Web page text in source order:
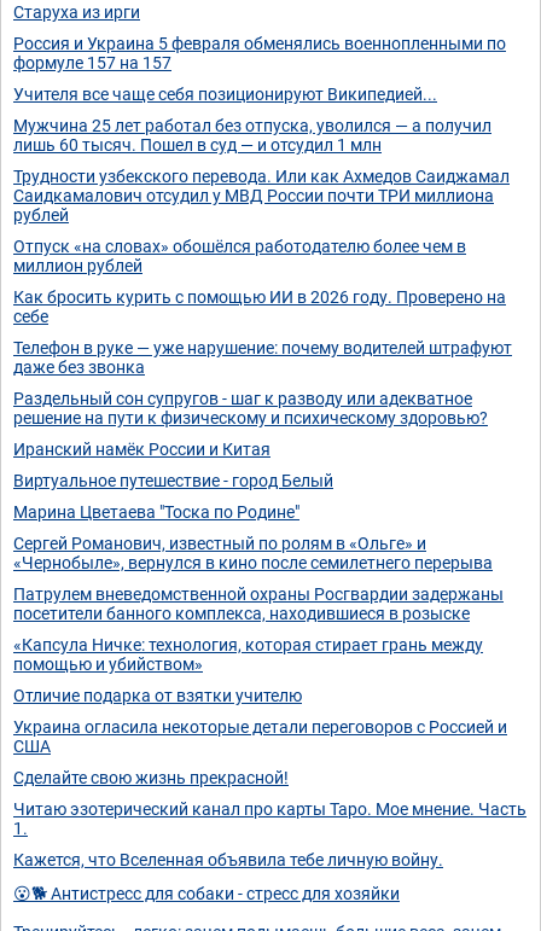
Старуха из ирги
Россия и Украина 5 февраля обменялись военнопленными по
формуле 157 на 157
Учителя все чаще себя позиционируют Википедией...
Мужчина 25 лет работал без отпуска, уволился — а получил
лишь 60 тысяч. Пошел в суд — и отсудил 1 млн
Трудности узбекского перевода. Или как Ахмедов Саиджамал
Саидкамалович отсудил у МВД России почти ТРИ миллиона
рублей
Отпуск «на словах» обошёлся работодателю более чем в
миллион рублей
Как бросить курить с помощью ИИ в 2026 году. Проверено на
себе
Телефон в руке — уже нарушение: почему водителей штрафуют
даже без звонка
Раздельный сон супругов - шаг к разводу или адекватное
решение на пути к физическому и психическому здоровью?
Иранский намёк России и Китая
Виртуальное путешествие - город Белый
Марина Цветаева "Тоска по Родине"
Сергей Романович, известный по ролям в «Ольге» и
«Чернобыле», вернулся в кино после семилетнего перерыва
Патрулем вневедомственной охраны Росгвардии задержаны
посетители банного комплекса, находившиеся в розыске
«Капсула Ничке: технология, которая стирает грань между
помощью и убийством»
Отличие подарка от взятки учителю
Украина огласила некоторые детали переговоров с Россией и
США
Сделайте свою жизнь прекрасной!
Читаю эзотерический канал про карты Таро. Мое мнение. Часть
1.
Кажется, что Вселенная объявила тебе личную войну.
😮🐕 Антистресс для собаки - стресс для хозяйки